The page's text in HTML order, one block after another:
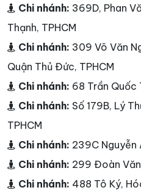
Chi nhánh: 369D, Phan
Thạnh, TPHCM
Chi nhánh: 309 Võ Văn
Quận Thủ Đức, TPHCM
Chi nhánh: 68 Trần Quốc
Chi nhánh: Số 179B, Lý
TPHCM
Chi nhánh: 239C Nguyễn
Chi nhánh: 299 Đoàn Văn
Chi nhánh: 488 Tô Ký,